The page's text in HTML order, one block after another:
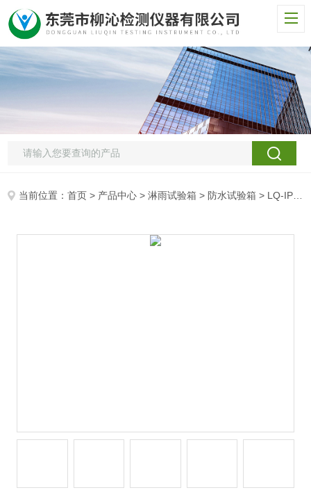
当前位置：首页 > 产品中心 >淋雨试验箱 > 防水试验箱 > LQ-IPX电路板淋雨试验箱